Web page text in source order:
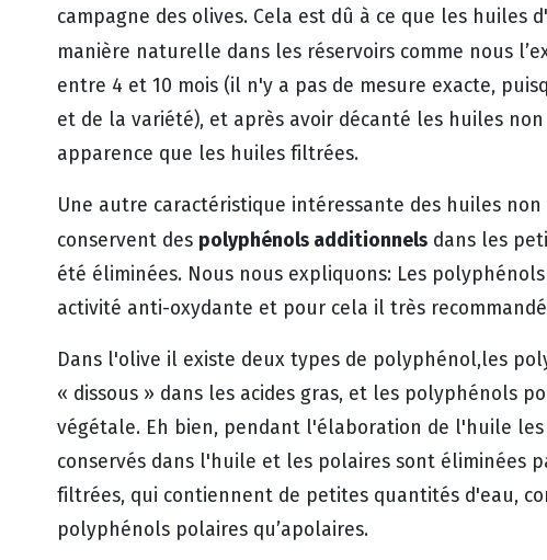
campagne des olives. Cela est dû à ce que les
manière naturelle dans les réservoirs comme nous
entre 4 et 10 mois (il n'y a pas de mesure exacte,
et de la variété), et après avoir décanté les huiles
apparence que les huiles filtrées.
Une autre caractéristique intéressante des huiles
conservent des polyphénols additionnels dans les
été éliminées. Nous nous expliquons: Les
activité anti-oxydante et pour cela il très
Dans l'olive il existe deux types de polyphénol,les
« dissous » dans les acides gras, et les polyphénols
végétale. Eh bien, pendant l'élaboration de l'huile
conservés dans l'huile et les polaires sont éliminées
filtrées, qui contiennent de petites quantités d'eau,
polyphénols polaires qu’apolaires.